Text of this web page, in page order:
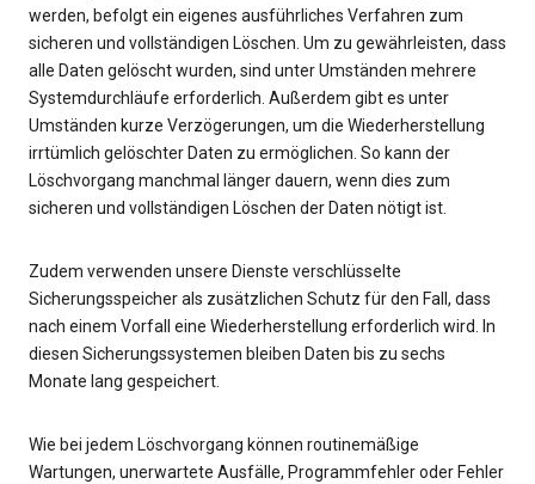
werden, befolgt ein eigenes ausführliches Verfahren zum
sicheren und vollständigen Löschen. Um zu gewährleisten, dass
alle Daten gelöscht wurden, sind unter Umständen mehrere
Systemdurchläufe erforderlich. Außerdem gibt es unter
Umständen kurze Verzögerungen, um die Wiederherstellung
irrtümlich gelöschter Daten zu ermöglichen. So kann der
Löschvorgang manchmal länger dauern, wenn dies zum
sicheren und vollständigen Löschen der Daten nötigt ist.
Zudem verwenden unsere Dienste verschlüsselte
Sicherungsspeicher als zusätzlichen Schutz für den Fall, dass
nach einem Vorfall eine Wiederherstellung erforderlich wird. In
diesen Sicherungssystemen bleiben Daten bis zu sechs
Monate lang gespeichert.
Wie bei jedem Löschvorgang können routinemäßige
Wartungen, unerwartete Ausfälle, Programmfehler oder Fehler